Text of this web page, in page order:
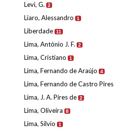
Levi, G. 2
Liaro, Alessandro 1
Liberdade 11
Lima, António J. F. 2
Lima, Cristiano 1
Lima, Fernando de Araújo 4
Lima, Fernando de Castro Pires
Lima, J. A. Pires de 2
Lima, Oliveira 8
Lima, Sílvio 1